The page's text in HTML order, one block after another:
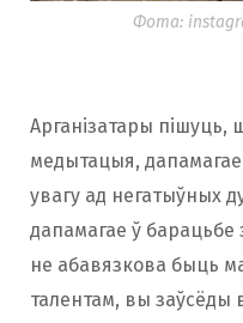
Фота:
Арганізатары пішуць,
медытацыя, дапамагае
увагу ад негатыўных
дапамагае ў барацьбе
не абавязкова быць
талентам, вы заўсёды